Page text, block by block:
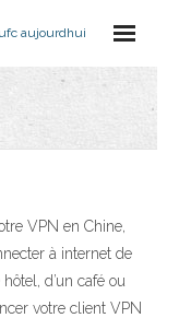
aujourdhui
VPN en Chine,
à internet de
d’un café ou
votre client VPN